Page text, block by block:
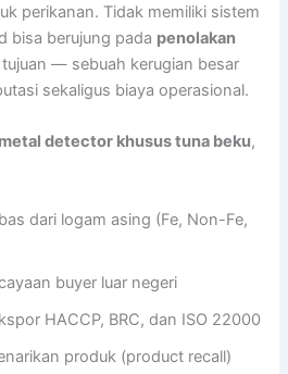
perikanan. Tidak memiliki sistem
bisa berujung pada penolakan
— sebuah kerugian besar
sekaligus biaya operasional.
metal detector khusus tuna beku,
dari logam asing (Fe, Non-Fe,
buyer luar negeri
HACCP, BRC, dan ISO 22000
produk (product recall)